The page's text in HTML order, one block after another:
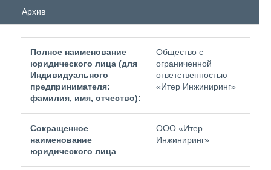
Архив
Полное наименование
юридического лица (для
Индивидуального
предпринимателя:
фамилия, имя, отчество):
Общество с
ограниченной
ответственностью
«Итер Инжиниринг»
Сокращенное
наименование
юридического лица
ООО «Итер
Инжиниринг»